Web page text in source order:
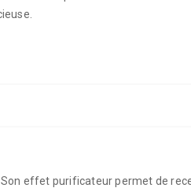
effet purificateur permet de